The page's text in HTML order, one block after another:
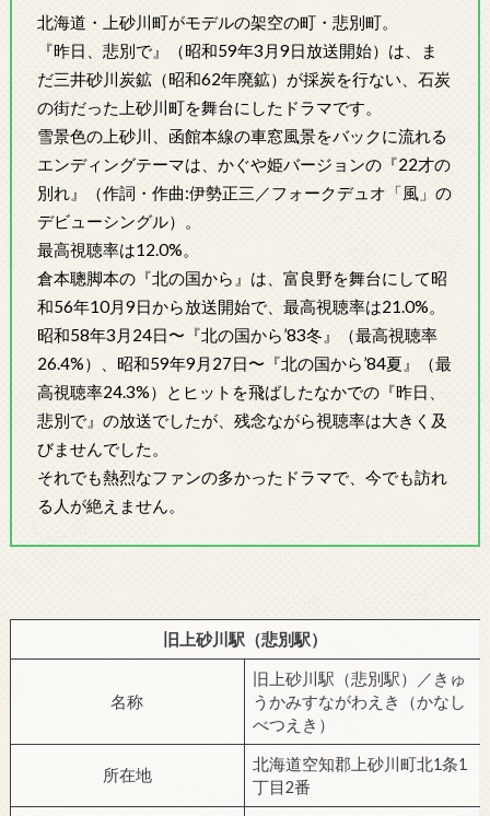
北海道・上砂川町がモデルの架空の町・悲別町。
『昨日、悲別で』（昭和59年3月9日放送開始）は、ま
だ三井砂川炭鉱（昭和62年廃鉱）が採炭を行ない、石炭
の街だった上砂川町を舞台にしたドラマです。
雪景色の上砂川、函館本線の車窓風景をバックに流れる
エンディングテーマは、かぐや姫バージョンの『22才の
別れ』（作詞・作曲:伊勢正三／フォークデュオ「風」の
デビューシングル）。
最高視聴率は12.0%。
倉本聰脚本の『北の国から』は、富良野を舞台にして昭
和56年10月9日から放送開始で、最高視聴率は21.0%。
昭和58年3月24日〜『北の国から’83冬』（最高視聴率
26.4%）、昭和59年9月27日〜『北の国から’84夏』（最
高視聴率24.3%）とヒットを飛ばしたなかでの『昨日、
悲別で』の放送でしたが、残念ながら視聴率は大きく及
びませんでした。
それでも熱烈なファンの多かったドラマで、今でも訪れ
る人が絶えません。
旧上砂川駅（悲別駅）
名称
旧上砂川駅（悲別駅）／きゅ
うかみすながわえき（かなし
べつえき）
所在地
北海道空知郡上砂川町北1条1
丁目2番